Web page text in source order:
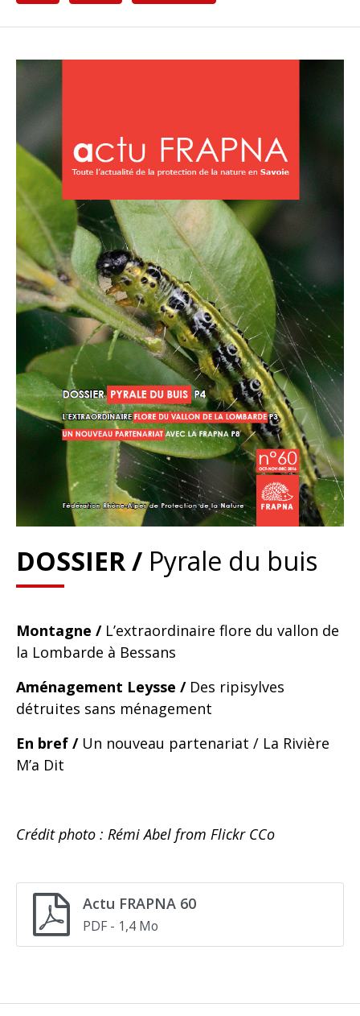
DOSSIER / Pyrale du buis
Montagne /L’extraordinaire flore du vallon de
la Lombarde à Bessans
Aménagement Leysse /Des ripisylves
détruites sans ménagement
En bref /Un nouveau partenariat / La Rivière
M’a Dit
Crédit photo : Rémi Abel from Flickr CCo
Actu FRAPNA 60
PDF - 1,4 Mo